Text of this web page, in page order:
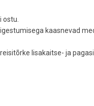
kaasnevad
lisakaitse- ja